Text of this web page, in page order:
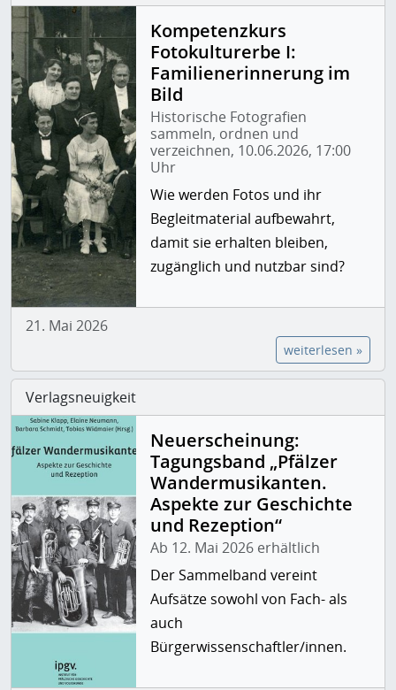
Kompetenzkurs
Fotokulturerbe I:
Familienerinnerung im
Bild
Historische Fotografien
sammeln, ordnen und
verzeichnen, 10.06.2026, 17:00
Uhr
Wie werden Fotos und ihr
Begleitmaterial aufbewahrt,
damit sie erhalten bleiben,
zugänglich und nutzbar sind?
21. Mai 2026
weiterlesen »
Verlagsneuigkeit
Neuerscheinung:
Tagungsband „Pfälzer
Wandermusikanten.
Aspekte zur Geschichte
und Rezeption“
Ab 12. Mai 2026 erhältlich
Der Sammelband vereint
Aufsätze sowohl von Fach- als
auch
Bürgerwissenschaftler/innen.